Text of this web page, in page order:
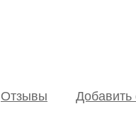
Отзывы